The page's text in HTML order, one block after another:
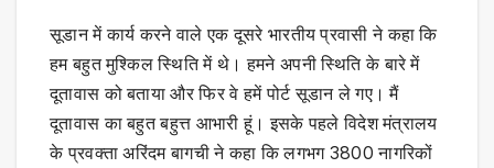
सूडान में कार्य करने वाले एक दूसरे भारतीय प्रवासी ने कहा कि
हम बहुत मुश्किल स्थिति में थे। हमने अपनी स्थिति के बारे में
दूतावास को बताया और फिर वे हमें पोर्ट सूडान ले गए। मैं
दूतावास का बहुत बहुत्त आभारी हूं। इसके पहले विदेश मंत्रालय
के प्रवक्ता अरिंदम बागची ने कहा कि लगभग 3800 नागरिकों